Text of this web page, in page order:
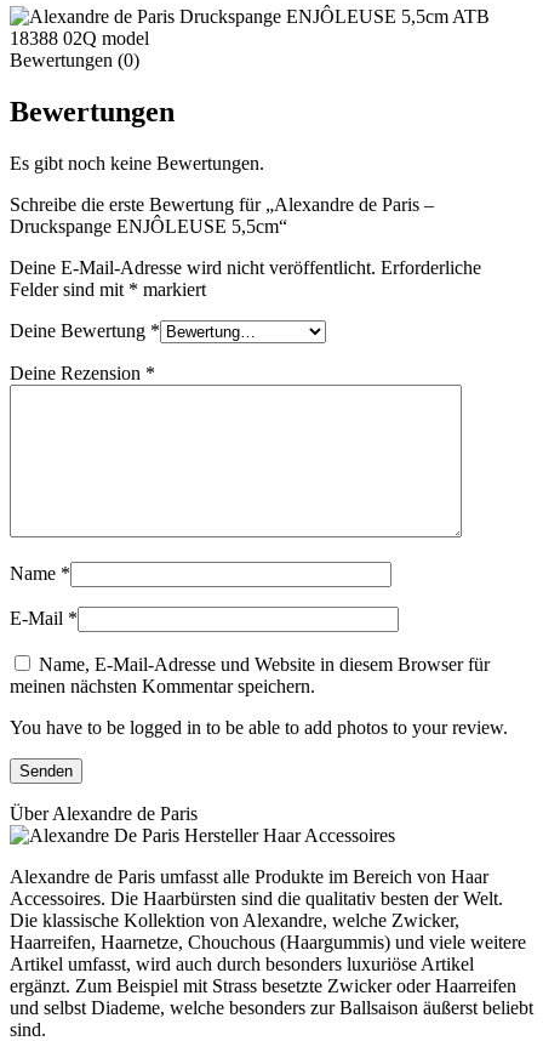
Bewertungen (0)
Bewertungen
Es gibt noch keine Bewertungen.
Schreibe die erste Bewertung für „Alexandre de Paris –
Druckspange ENJÔLEUSE 5,5cm“
Deine E-Mail-Adresse wird nicht veröffentlicht. Erforderliche
Felder sind mit * markiert
Deine Bewertung *
Deine Rezension *
Name *
E-Mail *
Name, E-Mail-Adresse und Website in diesem Browser für
meinen nächsten Kommentar speichern.
You have to be logged in to be able to add photos to your review.
Über Alexandre de Paris
Alexandre de Paris umfasst alle Produkte im Bereich von Haar
Accessoires. Die Haarbürsten sind die qualitativ besten der Welt.
Die klassische Kollektion von Alexandre, welche Zwicker,
Haarreifen, Haarnetze, Chouchous (Haargummis) und viele weitere
Artikel umfasst, wird auch durch besonders luxuriöse Artikel
ergänzt. Zum Beispiel mit Strass besetzte Zwicker oder Haarreifen
und selbst Diademe, welche besonders zur Ballsaison äußerst beliebt
sind.